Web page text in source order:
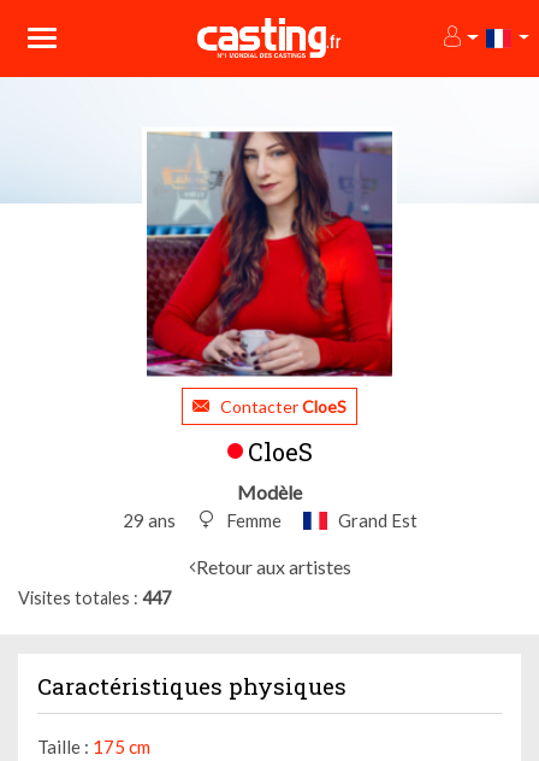
ContacterCloeS
CloeS
Modèle
29 ans Femme Grand Est
Retour aux artistes
Visites totales 447
Caractéristiques physiques
Taille : 175 cm